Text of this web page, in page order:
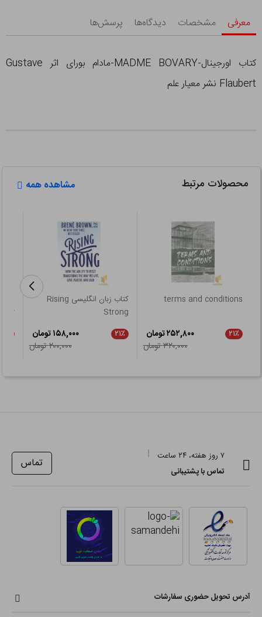
معرفی مشخصات دیدگاه‌ها پرسش‌ها
کتاب اورجینال-MADME BOVARY-مادام بورای اثر Gustave
Flaubert نشر معیار علم
محصولات مرتبط مشاهده همه
terms and conditions
۲۱٪
۲۵۲,۸۰۰ تومان
۳۲۰,۰۰۰ تومان
کتاب زبان انگلیسی Rising
Strong
۲۱٪
۱۵۸,۰۰۰ تومان
۲۰۰,۰۰۰ تومان
۷ روز هفته، ۲۴ ساعت
تماس با پشتیبانی
تماس
آدرس تحویل حضوری سفارشات